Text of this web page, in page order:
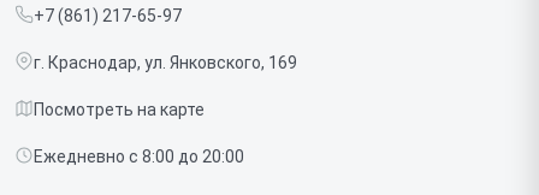
Срочный ремонт
Доставка и способы оплаты
Диагностика
Контакты
+7 (861) 217-65-97
г. Краснодар, ул. Янковского, 169
Посмотреть на карте
Ежедневно с 8:00 до 20:00